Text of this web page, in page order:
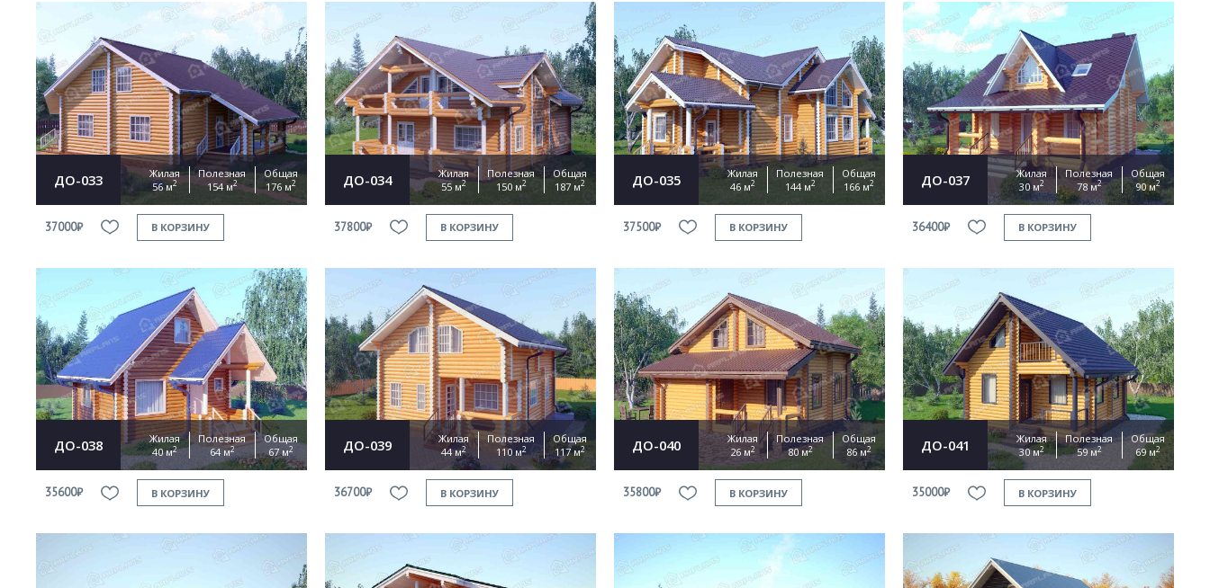
ДО-033
Жилая
56 м2
Полезная
154 м2
Общая
176 м2
37000₽ В КОРЗИНУ
ДО-034
Жилая
55 м2
Полезная
150 м2
Общая
187 м2
37800₽ В КОРЗИНУ
ДО-035
Жилая
46 м2
Полезная
144 м2
Общая
166 м2
37500₽ В КОРЗИНУ
ДО-037
Жилая
30 м2
Полезная
78 м2
Общая
90 м2
36400₽ В КОРЗИНУ
ДО-038
Жилая
40 м2
Полезная
64 м2
Общая
67 м2
35600₽ В КОРЗИНУ
ДО-039
Жилая
44 м2
Полезная
110 м2
Общая
117 м2
36700₽ В КОРЗИНУ
ДО-040
Жилая
26 м2
Полезная
80 м2
Общая
86 м2
35800₽ В КОРЗИНУ
ДО-041
Жилая
30 м2
Полезная
59 м2
Общая
69 м2
35000₽ В КОРЗИНУ